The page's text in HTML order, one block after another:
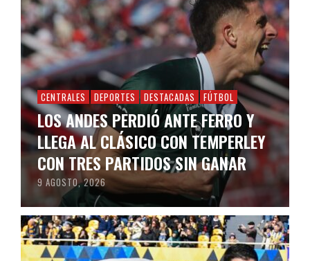
CENTRALES DEPORTES DESTACADAS FÚTBOL
LOS ANDES PERDIÓ ANTE FERRO Y
LLEGA AL CLÁSICO CON TEMPERLEY
CON TRES PARTIDOS SIN GANAR
9 AGOSTO, 2026